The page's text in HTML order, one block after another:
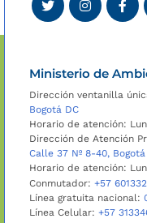
Ministerio de
Dirección ventanilla
Bogotá DC
Horario de atención:
Dirección de Atención
Calle 37 Nº 8-40, Bogotá
Horario de atención:
Conmutador: +57
Línea gratuita nacional:
Línea Celular: +57